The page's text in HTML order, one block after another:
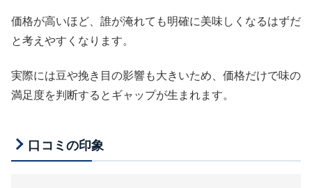
価格が高いほど、誰が淹れても明確に美味しくなるはずだ
と考えやすくなります。
実際には豆や挽き目の影響も大きいため、価格だけで味の
満足度を判断するとギャップが生まれます。
口コミの印象